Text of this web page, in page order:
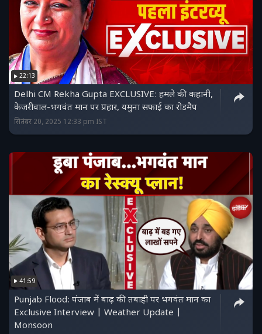
22:13
Delhi CM Rekha Gupta EXCLUSIVE: हमले की कहानी,
केजरीवाल-भगवंत मान पर प्रहार, यमुना सफाई का रोडमैप
सितंबर 20, 2025 12:33 pm IST
41:59
Punjab Flood: पंजाब में बाढ़ की तबाही पर भगवंत मान का
Exclusive Interview | Weather Update |
Monsoon